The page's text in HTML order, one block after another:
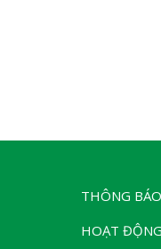
THÔNG
HOẠT